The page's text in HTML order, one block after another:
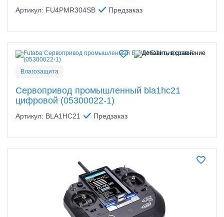
Артикул: FU4PMR304SB Предзаказ
Влагозащита
Сервопривод промышленный bla1hc21
цифровой (05300022-1)
Артикул: BLA1HC21 Предзаказ